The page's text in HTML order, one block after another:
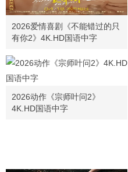
2026爱情喜剧《不能错过的只
有你2》4K.HD国语中字
2026动作《宗师叶问2》
4K.HD国语中字